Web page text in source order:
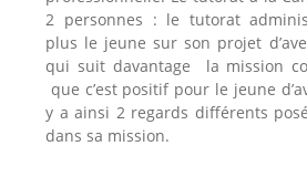
2 personnes : le tutorat
plus le jeune sur son projet
qui suit davantage la mission
que c’est positif pour le jeune
y a ainsi 2 regards différents
dans sa mission.